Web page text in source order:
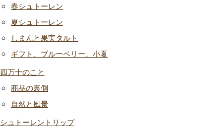
春シュトーレン
夏シュトーレン
しまんと果実タルト
ギフト、ブルーベリー、小夏
四万十のこと
商品の裏側
自然と風景
シュトーレントリップ